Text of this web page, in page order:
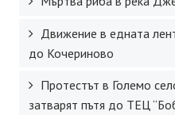
Движение в едната
до Кочериново
Протестът в Големо
затварят пътя до ТЕЦ